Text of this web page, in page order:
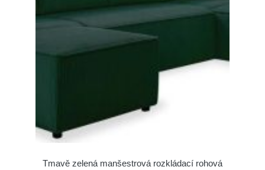
Tmavě zelená manšestrová rozkládací rohová